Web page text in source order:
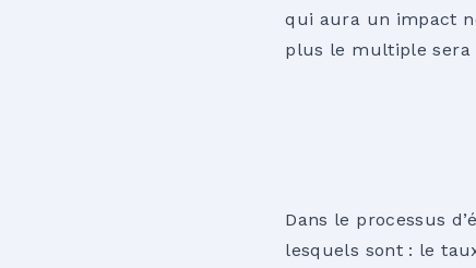
qui aura un impact
plus le multiple sera
Dans le processus
lesquels sont : le